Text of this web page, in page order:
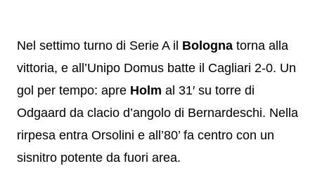
Nel settimo turno di Serie A il Bologna torna alla
vittoria, e all’Unipo Domus batte il Cagliari 2-0. Un
gol per tempo: apre Holm al 31′ su torre di
Odgaard da clacio d’angolo di Bernardeschi. Nella
rirpesa entra Orsolini e all’80’ fa centro con un
sisnitro potente da fuori area.